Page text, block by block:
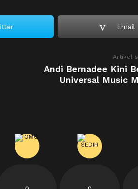
Email
Artikel
Andi Bernadee Kini
Universal Music